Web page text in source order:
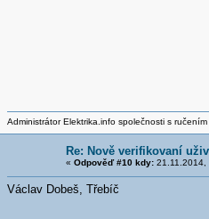
Administrátor Elektrika.info společnosti s
Re: Nově verifikovaní
« Odpověď #10 kdy:21.11.2014,
Václav Dobeš, Třebíč